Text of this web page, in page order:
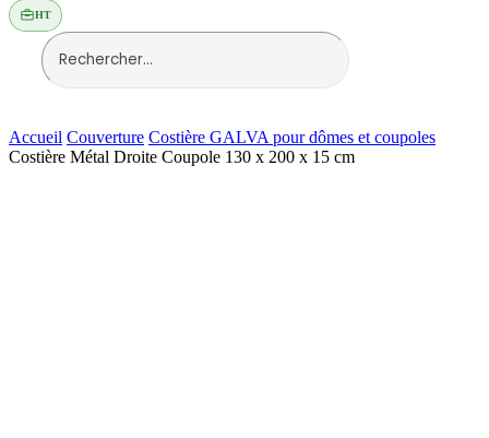
HT
Accueil Couverture Costière GALVA pour dômes et coupoles
Costière Métal Droite Coupole 130 x 200 x 15 cm